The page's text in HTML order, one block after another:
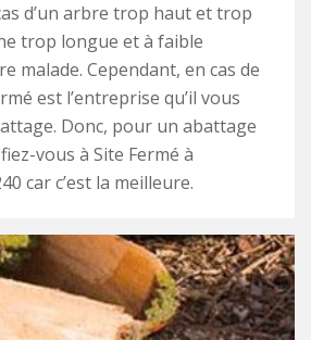
d’un arbre trop haut et trop
trop longue et à faible
malade. Cependant, en cas de
est l’entreprise qu’il vous
Donc, pour un abattage
vous à Site Fermé à
car c’est la meilleure.